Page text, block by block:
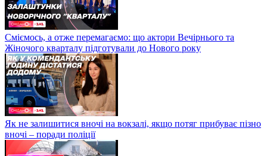
Сміємось, а отже перемагаємо: що актори Вечірнього та
Жіночого кварталу підготували до Нового року
Як не залишитися вночі на вокзалі, якщо потяг прибуває пізно
вночі – поради поліції